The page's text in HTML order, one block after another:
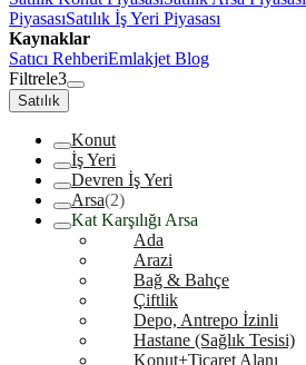
PiyasasıSatılık İş Yeri Piyasası
Kaynaklar
Satıcı RehberiEmlakjet Blog
Filtrele3
Satılık
Konut
İş Yeri
Devren İş Yeri
Arsa(2)
Kat Karşılığı Arsa
Ada
Arazi
Bağ & Bahçe
Çiftlik
Depo, Antrepo İzinli
Hastane (Sağlık Tesisi)
Konut+Ticaret Alanı